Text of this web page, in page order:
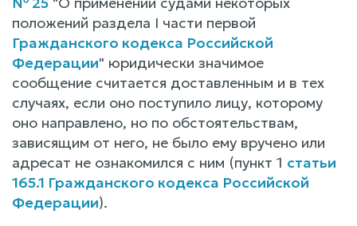
положений раздела I части первой
Гражданского кодекса Российской
Федерации" юридически значимое
сообщение считается доставленным и в тех
случаях, если оно поступило лицу, которому
оно направлено, но по обстоятельствам,
зависящим от него, не было ему вручено или
адресат не ознакомился с ним (пункт 1 статьи
165.1 Гражданского кодекса Российской
Федерации).